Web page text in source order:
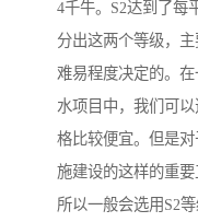
4千牛。S2达到了每
分出这两个等级，
难易程度决定的。
水项目中，我们可
格比较便宜。但是
施建设的这样的重要
所以一般会选用S2